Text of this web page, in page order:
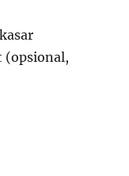
(opsional,